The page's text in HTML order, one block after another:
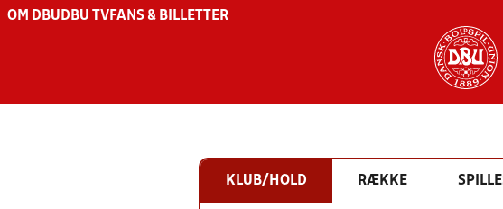
OM DBU DBU TV FANS & BILLETTER
KLUB/HOLD RÆKKE